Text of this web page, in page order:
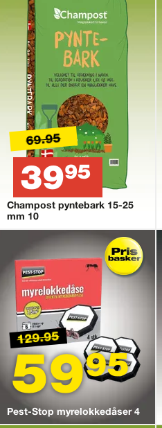
69.95
3995
Champost pyntebark 15-25
mm 10
129.95
5995
Pest-Stop myrelokkedåser 4